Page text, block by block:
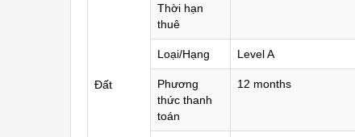
Đất
Thời hạn
thuê
Loại/Hạng Level A
Phương
thức thanh
toán
12 months